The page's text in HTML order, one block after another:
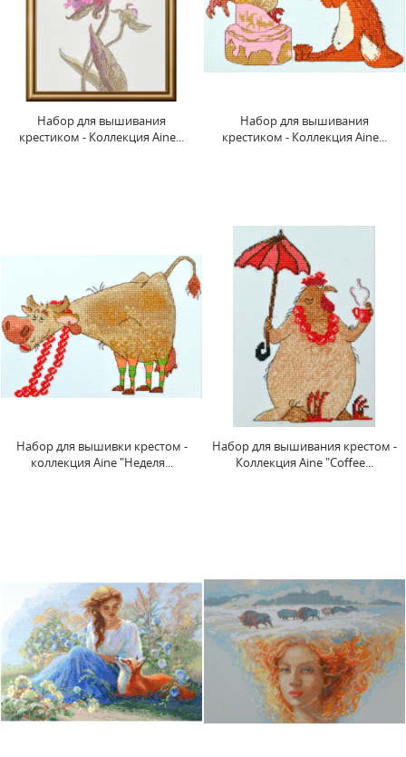
Набор для вышивания
крестиком - Коллекция Aine...
Набор для вышивания
крестиком - Коллекция Aine...
Набор для вышивки крестом -
коллекция Aine "Неделя...
Набор для вышивания крестом -
Коллекция Aine "Coffee...